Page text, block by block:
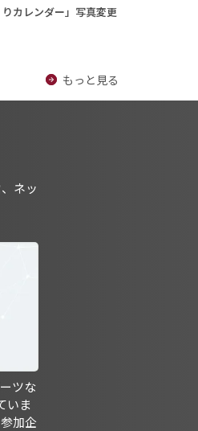
りカレンダー」写真変更
もっと見る
ネッ
ツな
いま
加企